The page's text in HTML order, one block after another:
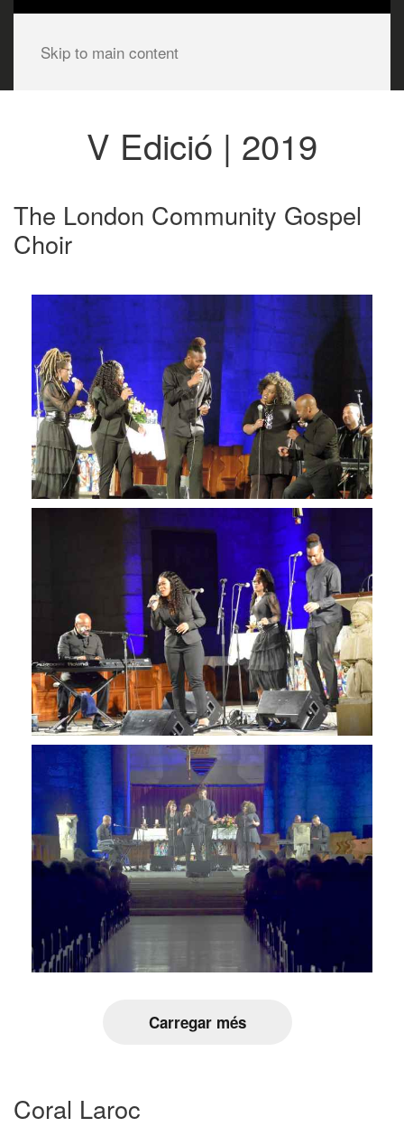
Skip to main content
V Edició | 2019
The London Community Gospel
Choir
Carregar més
Coral Laroc